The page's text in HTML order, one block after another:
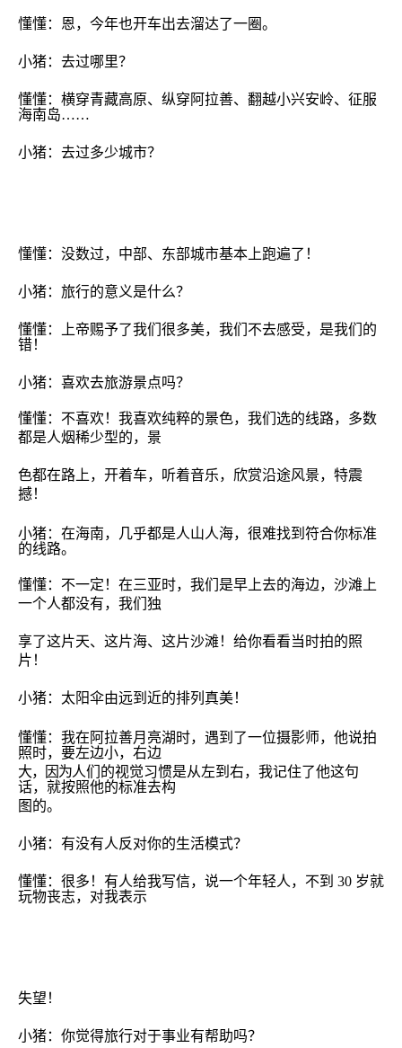
懂懂：恩，今年也开车出去溜达了一圈。
小猪：去过哪里？
懂懂：横穿青藏高原、纵穿阿拉善、翻越小兴安岭、征服
海南岛……
小猪：去过多少城市？
懂懂：没数过，中部、东部城市基本上跑遍了！
小猪：旅行的意义是什么？
懂懂：
上帝赐予了我们很多美，我们不去感受，是我们的
错！
小猪：喜欢去旅游景点吗？
懂懂：不喜欢！我喜欢纯粹的景色，我们选的线路，多数
都是人烟稀少型的，景
色都在路上，开着车，听着音乐，欣赏沿途风景，特震
撼！
小猪：在海南，几乎都是人山人海，很难找到符合你标准
的线路。
懂懂：不一定！在三亚时，我们是早上去的海边，沙滩上
一个人都没有，我们独
享了这片天、这片海、这片沙滩！给你看看当时拍的照
片！
小猪：太阳伞由远到近的排列真美！
懂懂：我在阿拉善月亮湖时，遇到了一位摄影师，他说拍
照时，要左边小，右边
大，因为人们的视觉习惯是从左到右，我记住了他这句
话，就按照他的标准去构
图的。
小猪：有没有人反对你的生活模式？
懂懂：很多！有人给我写信，说一个年轻人，不到 30 岁就
玩物丧志，对我表示
失望！
小猪：你觉得旅行对于事业有帮助吗？